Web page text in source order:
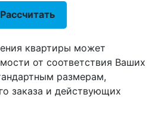
Рассчитать
квартиры может
от соответствия Ваших
размерам,
заказа и действующих